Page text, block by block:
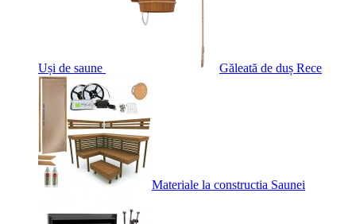
Uși de saune Găleată de duș Rece
Materiale la constructia Saunei